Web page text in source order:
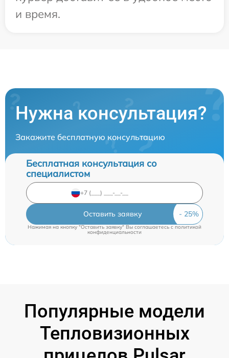
и время.
Нужна консультация?
Закажите бесплатную консультацию
Бесплатная консультация со
специалистом
Оставить заявку
Нажимая на кнопку "Оставить заявку" Вы соглашаетесь cполитикой
конфиденциальности
Популярные модели
Тепловизионных